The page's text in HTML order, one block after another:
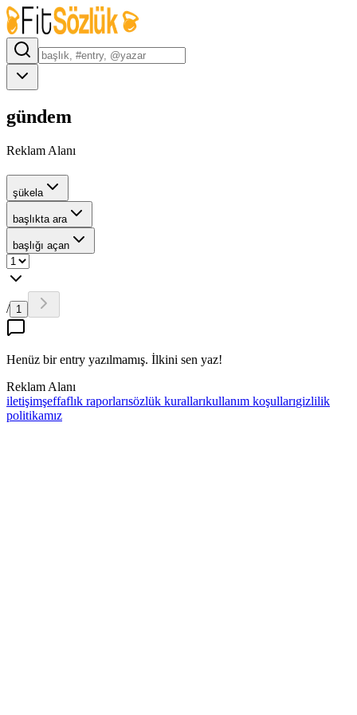
gündem
Reklam Alanı
şükela
başlıkta ara
başlığı açan
/ 1
Henüz bir entry yazılmamış. İlkini sen yaz!
Reklam Alanı
iletişimşeffaflık raporlarısözlük kurallarıkullanım koşullarıgizlilik
politikamız